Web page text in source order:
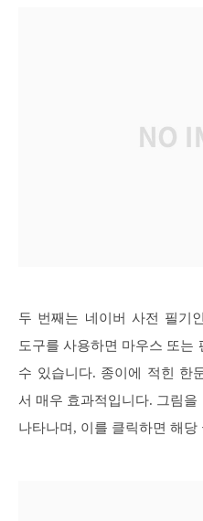
두 번째는 네이버 사전 필기
도구를 사용하면 마우스 또는
수 있습니다. 종이에 적힌 한
서 매우 효과적입니다. 그림을
나타나며, 이를 클릭하면 해